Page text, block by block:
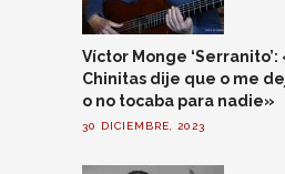
Víctor Monge
Chinitas dije que o me
o no tocaba para nadie»
30 DICIEMBRE, 2023